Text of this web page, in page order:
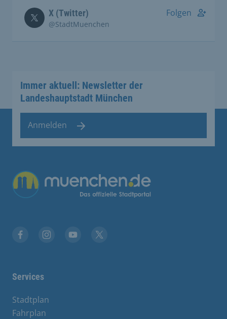
X (Twitter)
@StadtMuenchen
Folgen
Immer aktuell: Newsletter der
Landeshauptstadt München
Anmelden
Übergreifende Links
Services
Stadtplan
Fahrplan